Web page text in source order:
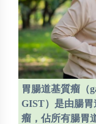
胃腸道基質瘤（
GIST）是由腸
瘤，佔所有腸胃